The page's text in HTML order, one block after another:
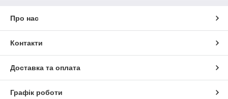
Про нас
Контакти
Доставка та оплата
Графік роботи